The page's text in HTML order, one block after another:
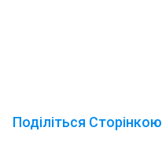
Поділіться Сторінкою